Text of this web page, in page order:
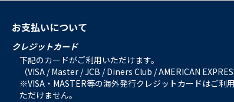
お支払いについて
クレジットカード
下記のカードがご利用いただけます。
（VISA / Master / JCB / Diners Club / AMERICAN
※VISA・MASTER等の海外発行クレジットカードはご利
ただけません。